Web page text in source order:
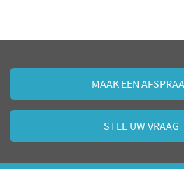
MAAK EEN
STEL UW VRAAG